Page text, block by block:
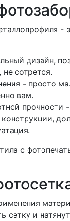
-
дизайн,
сотрется.
- просто
вам.
прочности
с
сетку и